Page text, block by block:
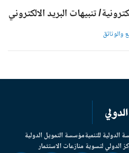
تنبيهات البريد الالكتروني
للتنميةمؤسسة التمويل الدولية
لتسوية منازعات الاستثمار